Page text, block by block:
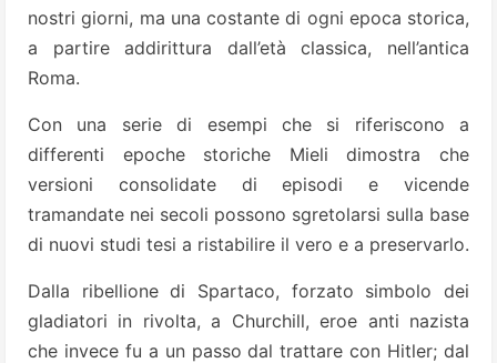
nostri giorni, ma una costante di ogni epoca storica,
a partire addirittura dall’età classica, nell’antica
Roma.
Con una serie di esempi che si riferiscono a
differenti epoche storiche Mieli dimostra che
versioni consolidate di episodi e vicende
tramandate nei secoli possono sgretolarsi sulla base
di nuovi studi tesi a ristabilire il vero e a preservarlo.
Dalla ribellione di Spartaco, forzato simbolo dei
gladiatori in rivolta, a Churchill, eroe anti nazista
che invece fu a un passo dal trattare con Hitler; dal